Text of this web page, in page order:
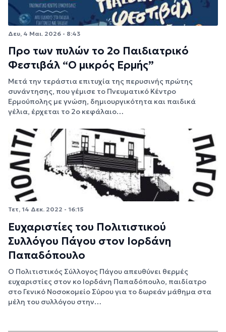
Δευ, 4 Μαι. 2026 - 8:43
Προ των πυλών το 2ο Παιδιατρικό
Φεστιβάλ “Ο μικρός Ερμής”
Μετά την τεράστια επιτυχία της περυσινής πρώτης
συνάντησης, που γέμισε το Πνευματικό Κέντρο
Ερμούπολης με γνώση, δημιουργικότητα και παιδικά
γέλια, έρχεται το 2ο κεφάλαιο…
Τετ, 14 Δεκ. 2022 - 16:15
Ευχαριστίες του Πολιτιστικού
Συλλόγου Πάγου στον Ιορδάνη
Παπαδόπουλο
Ο Πολιτιστικός Σύλλογος Πάγου απευθύνει θερμές
ευχαριστίες στον κο Ιορδάνη Παπαδόπουλο, παιδίατρο
στο Γενικό Νοσοκομείο Σύρου για το δωρεάν μάθημα στα
μέλη του συλλόγου στην…